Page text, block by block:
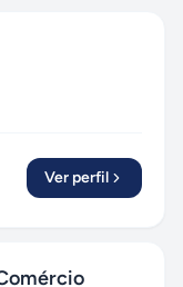
Ver perfil